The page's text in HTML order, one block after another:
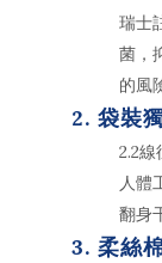
瑞士
菌，
的風
2. 袋裝
2.2
人體
翻身
3. 柔絲